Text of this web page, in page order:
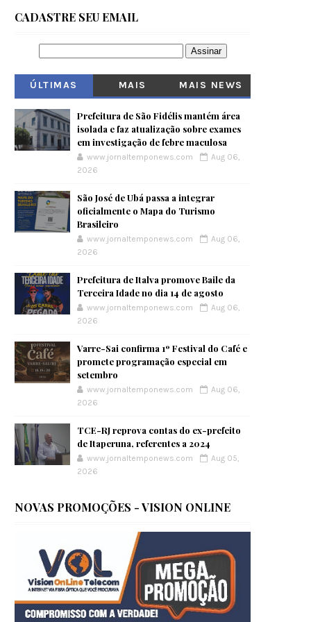
CADASTRE SEU EMAIL
ÚLTIMAS
MAIS
MAIS NEWS
Prefeitura de São Fidélis mantém área
isolada e faz atualização sobre exames
em investigação de febre maculosa
www.jornaltemponews.com
Aug 06,
2026
São José de Ubá passa a integrar
oficialmente o Mapa do Turismo
Brasileiro
www.jornaltemponews.com
Aug 06,
2026
Prefeitura de Italva promove Baile da
Terceira Idade no dia 14 de agosto
www.jornaltemponews.com
Aug 06,
2026
Varre-Sai confirma 1º Festival do Café e
promete programação especial em
setembro
www.jornaltemponews.com
Aug 06,
2026
TCE-RJ reprova contas do ex-prefeito
de Itaperuna, referentes a 2024
www.jornaltemponews.com
Aug 05,
2026
NOVAS PROMOÇÕES - VISION ONLINE